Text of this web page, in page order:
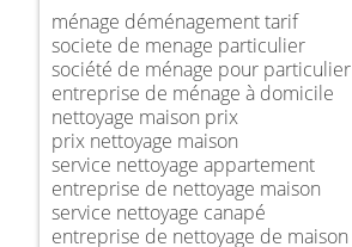
ménage déménagement tarif
societe de menage particulier
société de ménage pour particulier
entreprise de ménage à domicile
nettoyage maison prix
prix nettoyage maison
service nettoyage appartement
entreprise de nettoyage maison
service nettoyage canapé
entreprise de nettoyage de maison